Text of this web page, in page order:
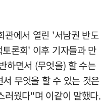
관에서 열린 '서남권 반도
론회' 이후 기자들과 만
하면서 (무엇을) 할 수는
무엇을 할 수 있는 것은
러웠다"며 이같이 말했다.